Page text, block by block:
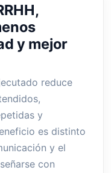
y mejor
reduce
y
es distinto
y el
con